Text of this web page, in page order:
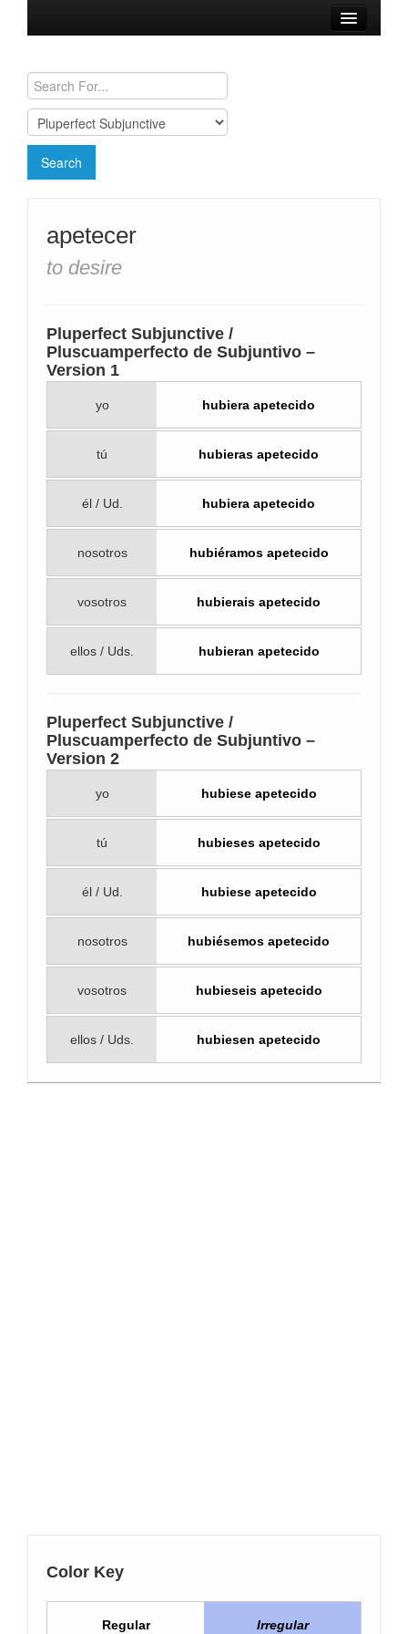
Conjugation Charts
Need a Spanish Tutor?
apetecer
to desire
Pluperfect Subjunctive /
Pluscuamperfecto de Subjuntivo –
Version 1
yo hubiera apetecido
tú hubieras apetecido
él / Ud. hubiera apetecido
nosotros hubiéramos apetecido
vosotros hubierais apetecido
ellos / Uds. hubieran apetecido
Pluperfect Subjunctive /
Pluscuamperfecto de Subjuntivo –
Version 2
yo hubiese apetecido
tú hubieses apetecido
él / Ud. hubiese apetecido
nosotros hubiésemos apetecido
vosotros hubieseis apetecido
ellos / Uds. hubiesen apetecido
Color Key
Regular Irregular